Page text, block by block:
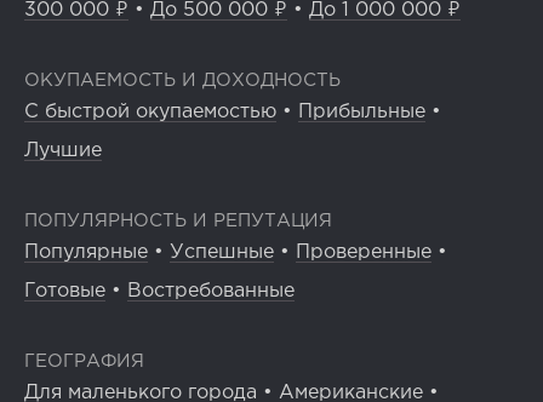
300 000 ₽ • До 500 000 ₽ • До 1 000 000 ₽
ОКУПАЕМОСТЬ И ДОХОДНОСТЬ
С быстрой окупаемостью • Прибыльные •
Лучшие
ПОПУЛЯРНОСТЬ И РЕПУТАЦИЯ
Популярные • Успешные • Проверенные •
Готовые • Востребованные
ГЕОГРАФИЯ
Для маленького города • Американские •